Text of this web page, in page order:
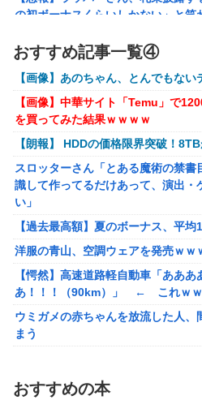
【にじさんじ】七瀬、動物園で
ゲーム「すごい武器を手に入れ
いないので装備できません」←
【にじさんじ】Cellmates、
骨すぎる
【動画】マーベルの新作格ゲー
すぎて話題にwwwwwww
の初ボーナスくらいしかない」と笑
に無抵抗だったことが発覚
【画像あり】ディズニーの「おいな
て賛否両論ｗｗｗｗｗ
【動画】熊本地震発生時の手術室の
海外「先進国で日本だけパスポート
か」
【朗報】ぐらんぶるのヒロイン、
【悲報】ショートスリーパー堀さ
るｗｗｗｗ
【画像】咲-saki-作者、ようやく『
夫さん、妻に「天井のシミ数えてれ
て性行為 → 凄いことになるｗｗｗ
【悲報】イオン、大行列ができる…
ｗｗ
おすすめ記事一覧④
【画像】あのちゃん、とんでもない
【画像】中華サイト「Temu」で
を買ってみた結果ｗｗｗｗ
【朗報】 HDDの価格限界突破！
スロッターさん「とある魔術の禁
識して作ってるだけあって、演出・
い」
【過去最高額】夏のボーナス、平
洋服の青山、空調ウェアを発売ｗｗ
【愕然】高速道路軽自動車「ああ
あ！！！（90km）」 ← これｗｗ
ウミガメの赤ちゃんを放流した人、
まう
おすすめの本